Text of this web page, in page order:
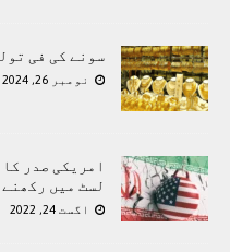
سونے کی فی تولہ قیمت
نومبر 26, 2024
امريکی صدر
لسٹ میں رکھنے
اگست 24, 2022